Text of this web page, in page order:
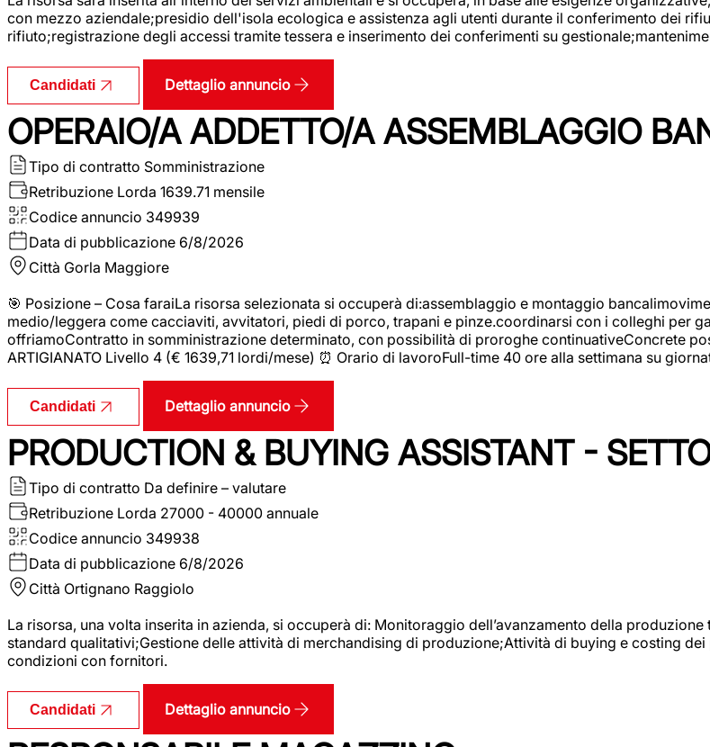
con mezzo aziendale;presidio dell'isola ecologica e assistenza agli utenti durante il conferimento dei
rifiuto;registrazione degli accessi tramite tessera e inserimento dei conferimenti su
Candidati Dettaglio annuncio
OPERAIO/A ADDETTO/A ASSEMBLAGGIO
Tipo di contratto Somministrazione
Retribuzione Lorda 1639.71 mensile
Codice annuncio 349939
Data di pubblicazione 6/8/2026
Città Gorla Maggiore
🎯 Posizione – Cosa faraiLa risorsa selezionata si occuperà di:assemblaggio e montaggio
medio/leggera come cacciaviti, avvitatori, piedi di porco, trapani e pinze.coordinarsi con i colleghi per
offriamoContratto in somministrazione determinato, con possibilità di proroghe continuativeConcrete
ARTIGIANATO Livello 4 (€ 1639,71 lordi/mese) ⏰ Orario di lavoroFull-time 40 ore alla settimana su
Candidati Dettaglio annuncio
PRODUCTION & BUYING ASSISTANT -
Tipo di contratto Da definire – valutare
Retribuzione Lorda 27000 - 40000 annuale
Codice annuncio 349938
Data di pubblicazione 6/8/2026
Città Ortignano Raggiolo
La risorsa, una volta inserita in azienda, si occuperà di: Monitoraggio dell’avanzamento della
standard qualitativi;Gestione delle attività di merchandising di produzione;Attività di buying e costing
condizioni con fornitori.
Candidati Dettaglio annuncio